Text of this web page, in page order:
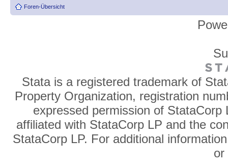
Foren-Übersicht
Stata is a registered trademark of
Property Organization, registration
expressed permission of
affiliated with StataCorp LP and the
StataCorp LP. For additional
or